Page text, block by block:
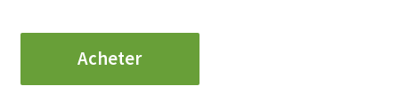
GENDARMERIE
Acheter